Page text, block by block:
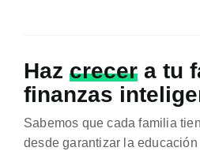
Haz crecer a tu
finanzas
Sabemos que cada familia
desde garantizar la